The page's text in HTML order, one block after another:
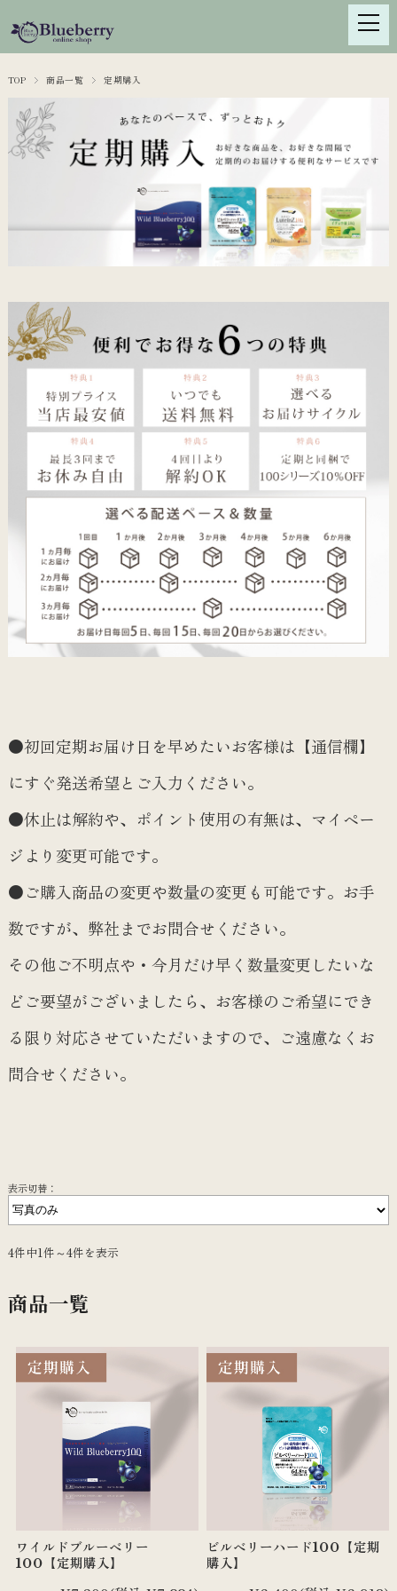
TOP 商品一覧 定期購入
●初回定期お届け日を早めたいお客様は【通信欄】
にすぐ発送希望とご入力ください。
●休止は解約や、ポイント使用の有無は、マイペー
ジより変更可能です。
●ご購入商品の変更や数量の変更も可能です。お手
数ですが、弊社までお問合せください。
その他ご不明点や・今月だけ早く数量変更したいな
どご要望がございましたら、お客様のご希望にでき
る限り対応させていただいますので、ご遠慮なくお
問合せください。
表示切替：
4件中1件～4件を表示
商品一覧
ワイルドブルーベリー
100【定期購入】
ビルベリーハード100【定期
購入】